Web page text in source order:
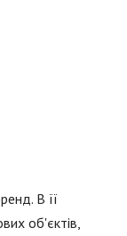
В її
об'єктів,